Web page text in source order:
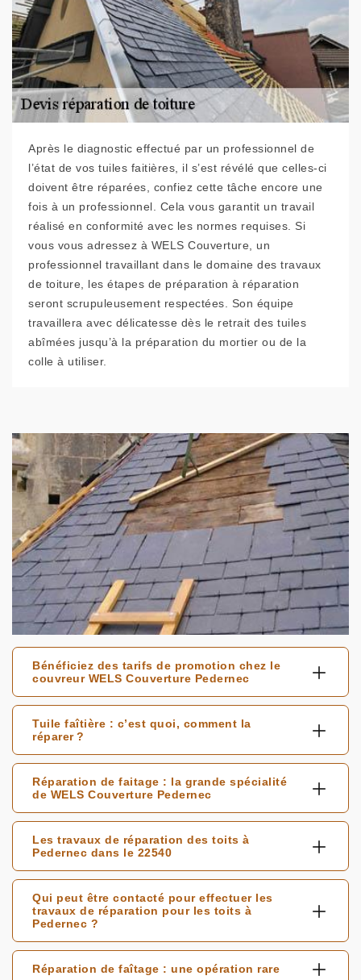
Après le diagnostic effectué par un professionnel de
l’état de vos tuiles faitières, il s’est révélé que celles-ci
doivent être réparées, confiez cette tâche encore une
fois à un professionnel. Cela vous garantit un travail
réalisé en conformité avec les normes requises. Si
vous vous adressez à WELS Couverture, un
professionnel travaillant dans le domaine des travaux
de toiture, les étapes de préparation à réparation
seront scrupuleusement respectées. Son équipe
travaillera avec délicatesse dès le retrait des tuiles
abîmées jusqu’à la préparation du mortier ou de la
colle à utiliser.
Bénéficiez des tarifs de promotion chez le
couvreur WELS Couverture Pedernec
Tuile faîtière : c’est quoi, comment la
réparer ?
Réparation de faitage : la grande spécialité
de WELS Couverture Pedernec
Les travaux de réparation des toits à
Pedernec dans le 22540
Qui peut être contacté pour effectuer les
travaux de réparation pour les toits à
Pedernec ?
Réparation de faîtage : une opération rare